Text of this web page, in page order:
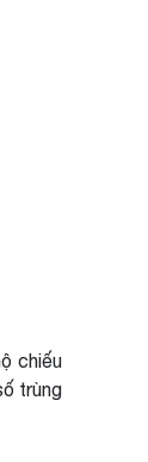
chiếu
trùng